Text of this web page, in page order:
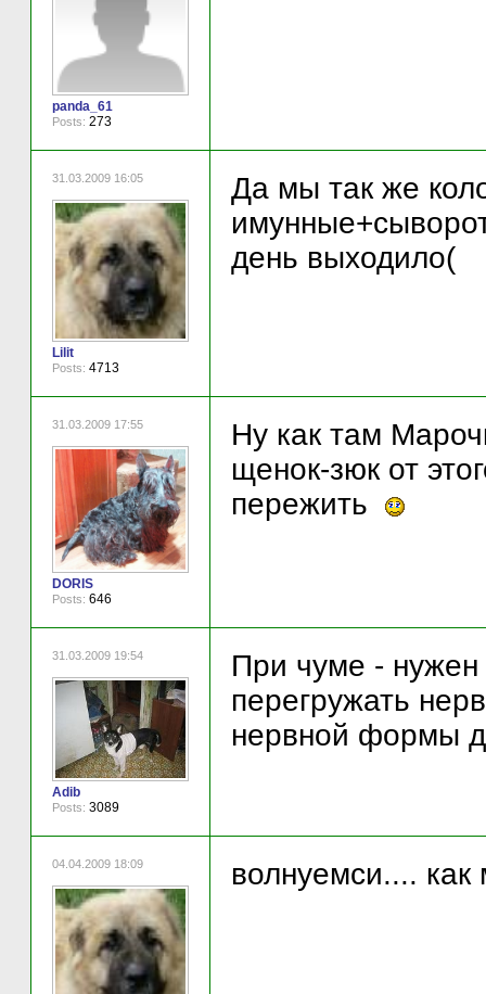
panda_61
Posts: 273
31.03.2009 16:05
Lilit
Posts: 4713
Да мы так же
день выходило(
31.03.2009 17:55
DORIS
Posts: 646
Ну как там
щенок-зюк от
пережить
31.03.2009 19:54
Adib
Posts: 3089
При чуме - нужен
перегружать
нервной формы
04.04.2009 18:09 волнуемси....